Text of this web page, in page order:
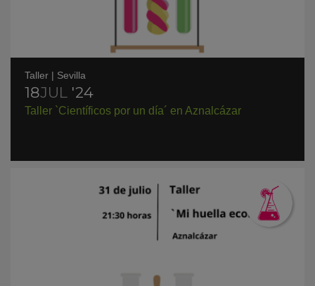
Taller | Sevilla
18JUL '24
Taller `Científicos por un día´ en Aznalcázar